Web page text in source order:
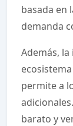
basada en
demanda
Además,
permite a
barato y